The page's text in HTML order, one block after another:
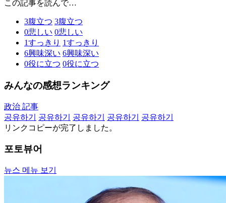
この記事を読んで…
3腹立つ 3腹立つ
0悲しい 0悲しい
1すっきり 1すっきり
6興味深い 6興味深い
0役に立つ 0役に立つ
みんなの感想ランキング
政治 記事
공유하기
공유하기 공유하기 공유하기
공유하기
リンクコピーが完了しました。
포토뷰어
뉴스 메뉴 보기